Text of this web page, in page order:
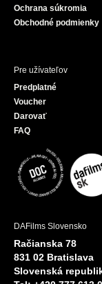
Ochrana súkromia
Obchodné podmienky
Pre užívateľov
Predplatné
Voucher
Darovať
FAQ
DAFilms Slovensko
Račianska 78
831 02 Bratislava
Slovenská